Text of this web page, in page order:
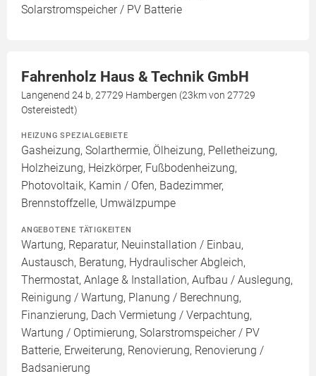
Solarstromspeicher / PV Batterie
Fahrenholz Haus & Technik GmbH
Langenend 24 b, 27729 Hambergen (23km von 27729
Ostereistedt)
HEIZUNG SPEZIALGEBIETE
Gasheizung, Solarthermie, Ölheizung, Pelletheizung,
Holzheizung, Heizkörper, Fußbodenheizung,
Photovoltaik, Kamin / Ofen, Badezimmer,
Brennstoffzelle, Umwälzpumpe
ANGEBOTENE TÄTIGKEITEN
Wartung, Reparatur, Neuinstallation / Einbau,
Austausch, Beratung, Hydraulischer Abgleich,
Thermostat, Anlage & Installation, Aufbau / Auslegung,
Reinigung / Wartung, Planung / Berechnung,
Finanzierung, Dach Vermietung / Verpachtung,
Wartung / Optimierung, Solarstromspeicher / PV
Batterie, Erweiterung, Renovierung, Renovierung /
Badsanierung